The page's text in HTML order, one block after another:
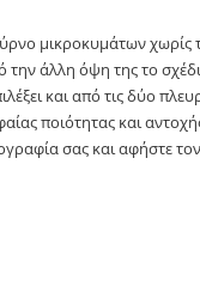
μικροκυμάτων χωρίς
άλλη όψη της το
και από τις δύο
ποιότητας και
σας και αφήστε